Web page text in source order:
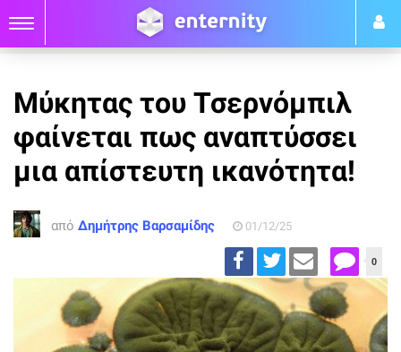
Μύκητας του Τσερνόμπιλ
φαίνεται πως αναπτύσσει
μια απίστευτη ικανότητα!
από Δημήτρης Βαρσαμίδης 01/12/25
0